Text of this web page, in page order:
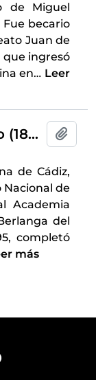
de Miguel
Fue becario
Juan de
que ingresó
en… Leer
Clavero del Campo, Gerardo (1895-1972)
de Cádiz,
Nacional de
Academia
del
completó
más